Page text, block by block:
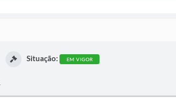
Situação: EM VIGOR